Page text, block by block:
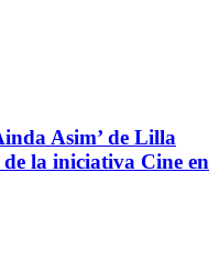
Asim’ de Lilla
la iniciativa Cine en